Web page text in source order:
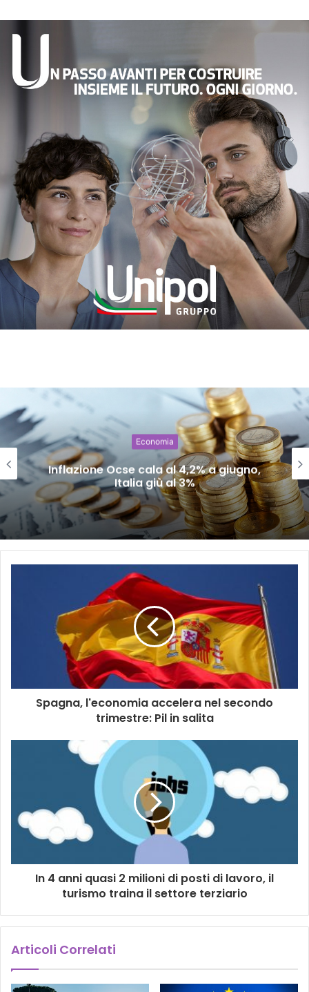
Economia
Inflazione Ocse cala al 4,2% a giugno,
Italia giù al 3%
Spagna, l'economia accelera nel secondo
trimestre: Pil in salita
In 4 anni quasi 2 milioni di posti di lavoro, il
turismo traina il settore terziario
Articoli Correlati